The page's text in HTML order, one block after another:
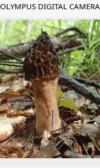
OLYMPUS DIGITAL CAMERA